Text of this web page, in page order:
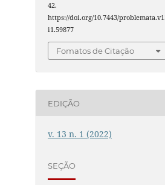
42.
https://doi.org/10.7443/
i1.59877
Fomatos de Citação
EDIÇÃO
v. 13 n. 1 (2022)
SEÇÃO